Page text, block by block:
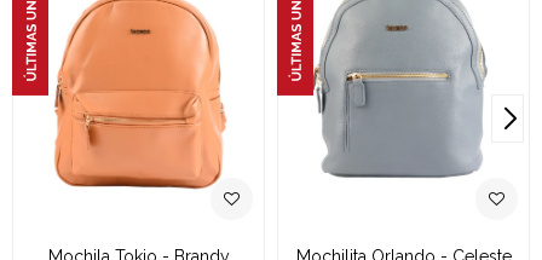
Mochila Tokio - Brandy Mochilita Orlando - Celeste